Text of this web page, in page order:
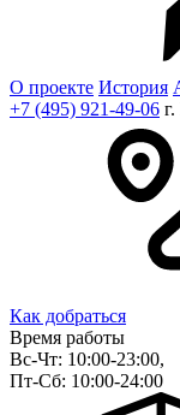
О проекте История
+7 (495) 921-49-06
Как добраться
Время работы
Вс-Чт: 10:00-23:00,
Пт-Сб: 10:00-24:00